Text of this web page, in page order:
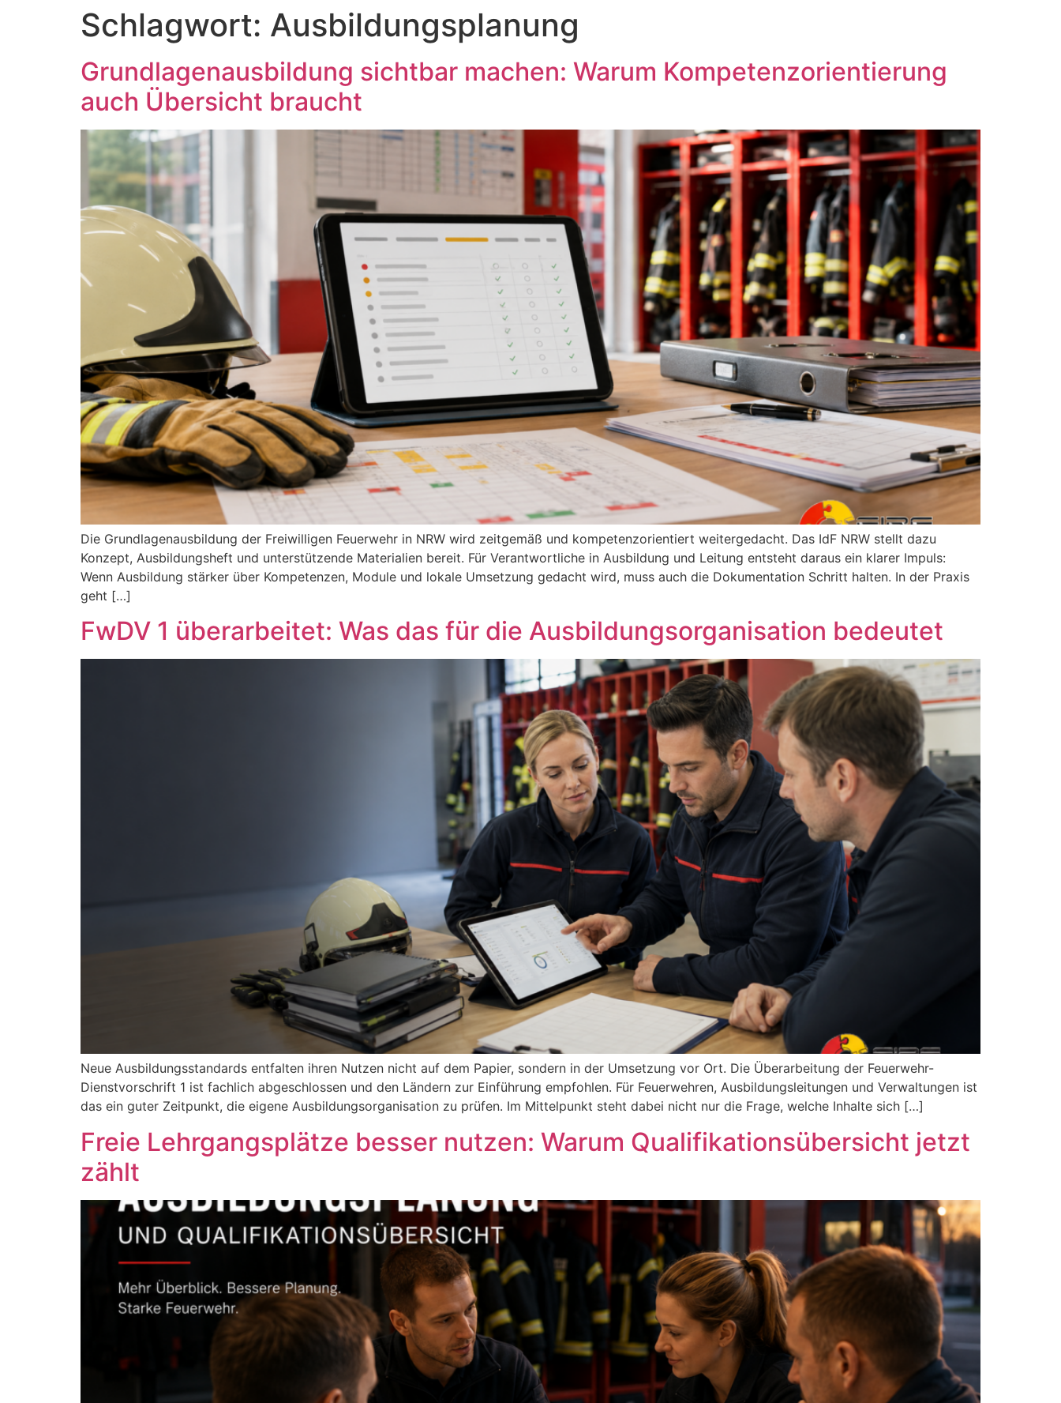
Schlagwort: Ausbildungsplanung
Grundlagenausbildung sichtbar machen: Warum Kompetenzorientierung
auch Übersicht braucht
Die Grundlagenausbildung der Freiwilligen Feuerwehr in NRW wird zeitgemäß und kompetenzorientiert weitergedacht. Das IdF NRW stellt dazu
Konzept, Ausbildungsheft und unterstützende Materialien bereit. Für Verantwortliche in Ausbildung und Leitung entsteht daraus ein klarer Impuls:
Wenn Ausbildung stärker über Kompetenzen, Module und lokale Umsetzung gedacht wird, muss auch die Dokumentation Schritt halten. In der Praxis
geht […]
FwDV 1 überarbeitet: Was das für die Ausbildungsorganisation bedeutet
Neue Ausbildungsstandards entfalten ihren Nutzen nicht auf dem Papier, sondern in der Umsetzung vor Ort. Die Überarbeitung der Feuerwehr-
Dienstvorschrift 1 ist fachlich abgeschlossen und den Ländern zur Einführung empfohlen. Für Feuerwehren, Ausbildungsleitungen und Verwaltungen ist
das ein guter Zeitpunkt, die eigene Ausbildungsorganisation zu prüfen. Im Mittelpunkt steht dabei nicht nur die Frage, welche Inhalte sich […]
Freie Lehrgangsplätze besser nutzen: Warum Qualifikationsübersicht jetzt
zählt